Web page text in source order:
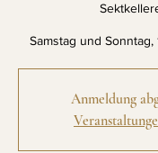
Anmeldung